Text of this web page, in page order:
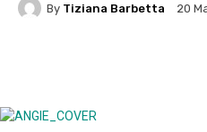
By Tiziana Barbetta 20